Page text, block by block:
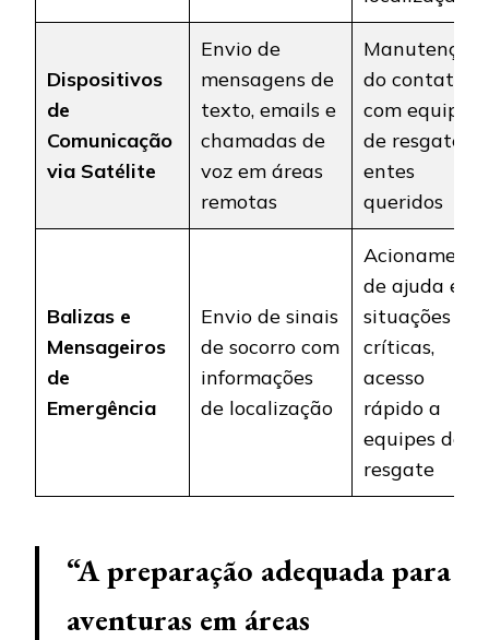
Dispositivos
de
Comunicação
via Satélite
Envio de
mensagens de
texto, emails e
chamadas de
voz em áreas
remotas
Manutenção
do contato
com equipes
de resgate e
entes
queridos
Balizas e
Mensageiros
de
Emergência
Envio de sinais
de socorro com
informações
de localização
Acionamento
de ajuda em
situações
críticas,
acesso
rápido a
equipes de
resgate
“A preparação adequada para
aventuras em áreas